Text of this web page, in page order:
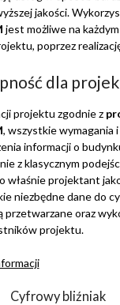
jakości.
jest możliwe na
poprzez
dla
projektu zgodnie z
, wszystkie wymagania
informacji o
z klasycznym
właśnie projektant
niezbędne dane do
przetwarzane oraz
projektu.
Cyfrowy bliźniak